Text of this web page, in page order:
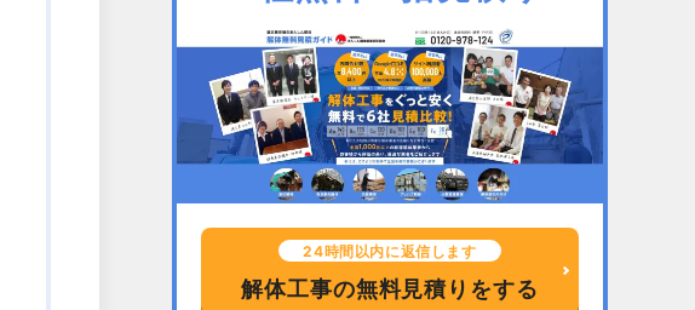
24時間以内に返信します
解体工事の無料見積りをする